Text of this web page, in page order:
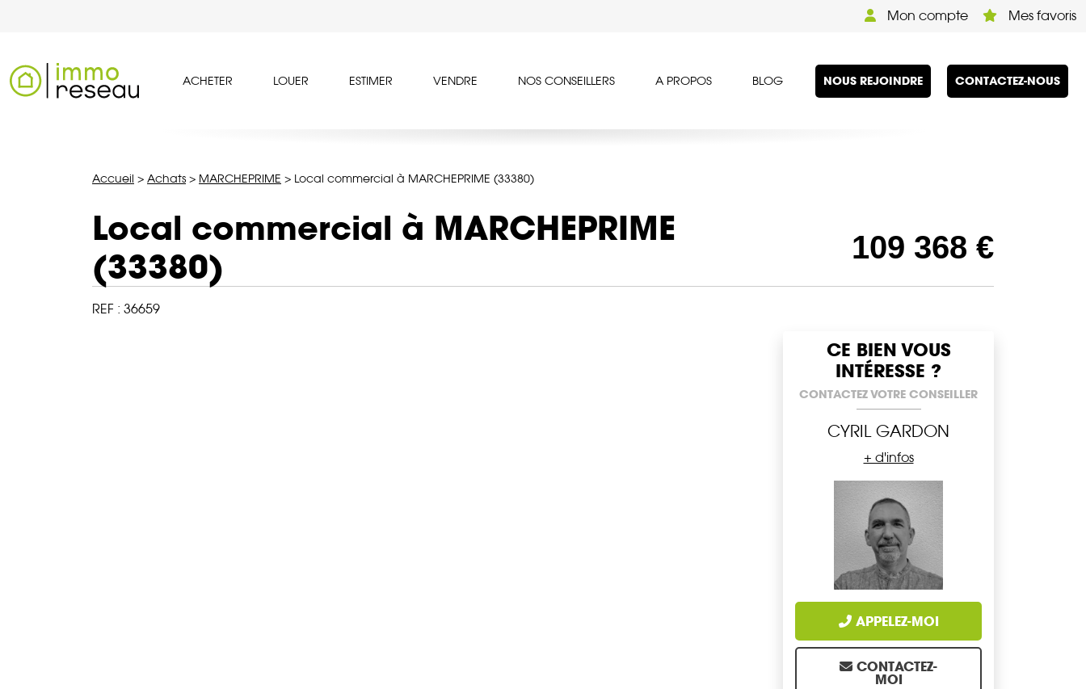
Mon compte Mes favoris
ACHETER LOUER ESTIMER VENDRE NOS CONSEILLERS A PROPOS BLOG NOUS REJOINDRE CONTACTEZ-NOUS
Accueil > Achats > MARCHEPRIME > Local commercial à MARCHEPRIME (33380)
Local commercial à MARCHEPRIME
(33380)
109 368 €
REF : 36659
CE BIEN VOUS
INTÉRESSE ?
CONTACTEZ VOTRE CONSEILLER
CYRIL GARDON
+ d'infos
APPELEZ-MOI
CONTACTEZ-
MOI